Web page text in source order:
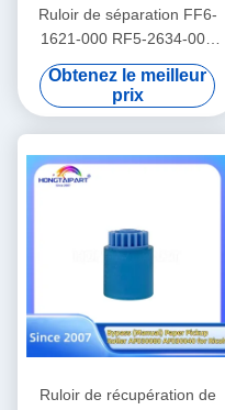
Ruloir de séparation FF6-
1621-000 RF5-2634-000
pour Canon IR1600 2000
2010 2016 2020 2018 2022
2025 2030 2202 2002 2300
2320 2318 2420 2422 HP
LaserJet 5000 5100 Pièces
détachées de remplacement
Obtenez le meilleur
prix
Ruloir de récupération de